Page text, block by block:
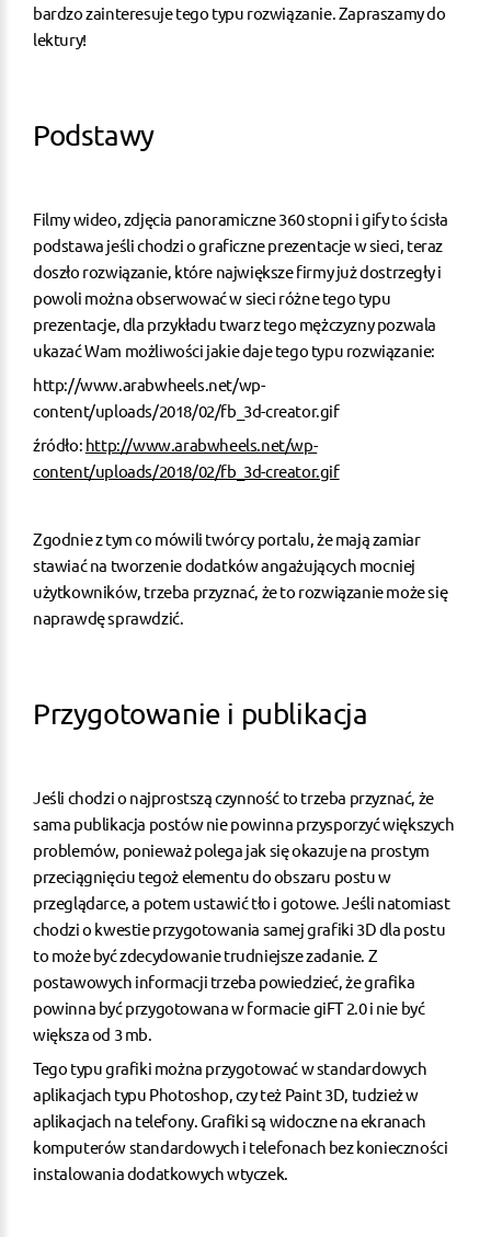
bardzo zainteresuje tego typu rozwiązanie. Zapraszamy do
lektury!
Podstawy
Filmy wideo, zdjęcia panoramiczne 360 stopni i gify to ścisła
podstawa jeśli chodzi o graficzne prezentacje w sieci, teraz
doszło rozwiązanie, które największe firmy już dostrzegły i
powoli można obserwować w sieci różne tego typu
prezentacje, dla przykładu twarz tego mężczyzny pozwala
ukazać Wam możliwości jakie daje tego typu rozwiązanie:
http://www.arabwheels.net/wp-
content/uploads/2018/02/fb_3d-creator.gif
źródło: http://www.arabwheels.net/wp-
content/uploads/2018/02/fb_3d-creator.gif
Zgodnie z tym co mówili twórcy portalu, że mają zamiar
stawiać na tworzenie dodatków angażujących mocniej
użytkowników, trzeba przyznać, że to rozwiązanie może się
naprawdę sprawdzić.
Przygotowanie i publikacja
Jeśli chodzi o najprostszą czynność to trzeba przyznać, że
sama publikacja postów nie powinna przysporzyć większych
problemów, ponieważ polega jak się okazuje na prostym
przeciągnięciu tegoż elementu do obszaru postu w
przeglądarce, a potem ustawić tło i gotowe. Jeśli natomiast
chodzi o kwestie przygotowania samej grafiki 3D dla postu
to może być zdecydowanie trudniejsze zadanie. Z
postawowych informacji trzeba powiedzieć, że grafika
powinna być przygotowana w formacie giFT 2.0 i nie być
większa od 3 mb.
Tego typu grafiki można przygotować w standardowych
aplikacjach typu Photoshop, czy też Paint 3D, tudzież w
aplikacjach na telefony. Grafiki są widoczne na ekranach
komputerów standardowych i telefonach bez konieczności
instalowania dodatkowych wtyczek.